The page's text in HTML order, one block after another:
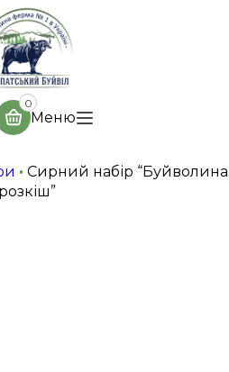
0
Меню
• Сирний набір “Буйволина
розкіш”